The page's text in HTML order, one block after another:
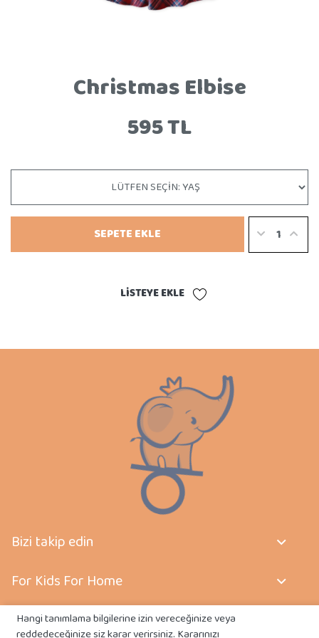
Christmas Elbise
595 TL
SEPETE EKLE
LISTEYE EKLE
Bizi takip edin
For Kids For Home
Sözleşmeler
Hangi tanımlama bilgilerine izin vereceğinize veya